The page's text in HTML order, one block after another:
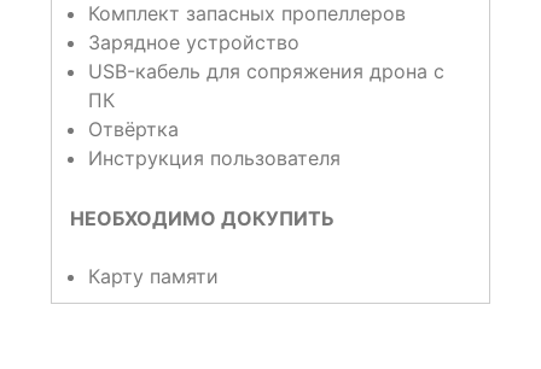
Комплект запасных пропеллеров
Зарядное устройство
USB-кабель для сопряжения дрона с
ПК
Отвёртка
Инструкция пользователя
НЕОБХОДИМО ДОКУПИТЬ
Карту памяти